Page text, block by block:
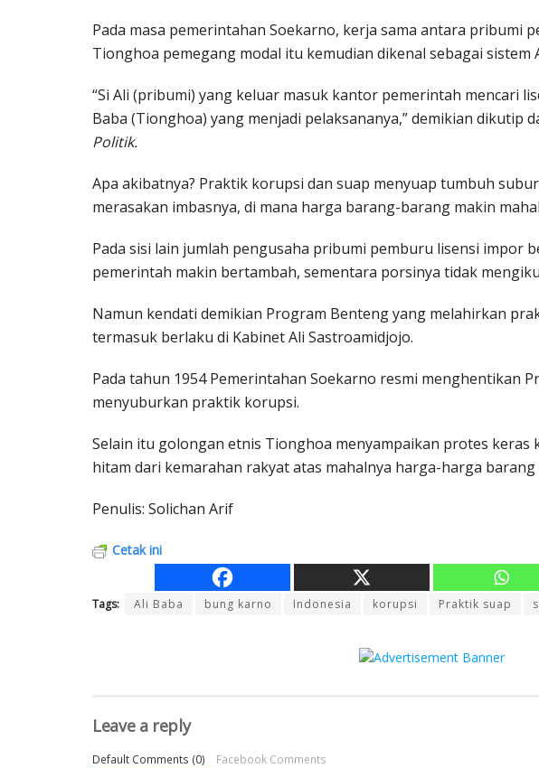
Pada masa pemerintahan Soekarno, kerja sama antara pribumi
Tionghoa pemegang modal itu kemudian dikenal sebagai sistem
“Si Ali (pribumi) yang keluar masuk kantor pemerintah mencari
Baba (Tionghoa) yang menjadi pelaksananya,” demikian dikutip
Politik.
Apa akibatnya? Praktik korupsi dan suap menyuap tumbuh
merasakan imbasnya, di mana harga barang-barang makin
Pada sisi lain jumlah pengusaha pribumi pemburu lisensi impor
pemerintah makin bertambah, sementara porsinya tidak
Namun kendati demikian Program Benteng yang melahirkan
termasuk berlaku di Kabinet Ali Sastroamidjojo.
Pada tahun 1954 Pemerintahan Soekarno resmi menghentikan
menyuburkan praktik korupsi.
Selain itu golongan etnis Tionghoa menyampaikan protes keras
hitam dari kemarahan rakyat atas mahalnya harga-harga
Penulis: Solichan Arif
Cetak ini
Tags: Ali Baba bung karno Indonesia korupsi Praktik suap
Leave a reply
Default Comments (0) Facebook Comments